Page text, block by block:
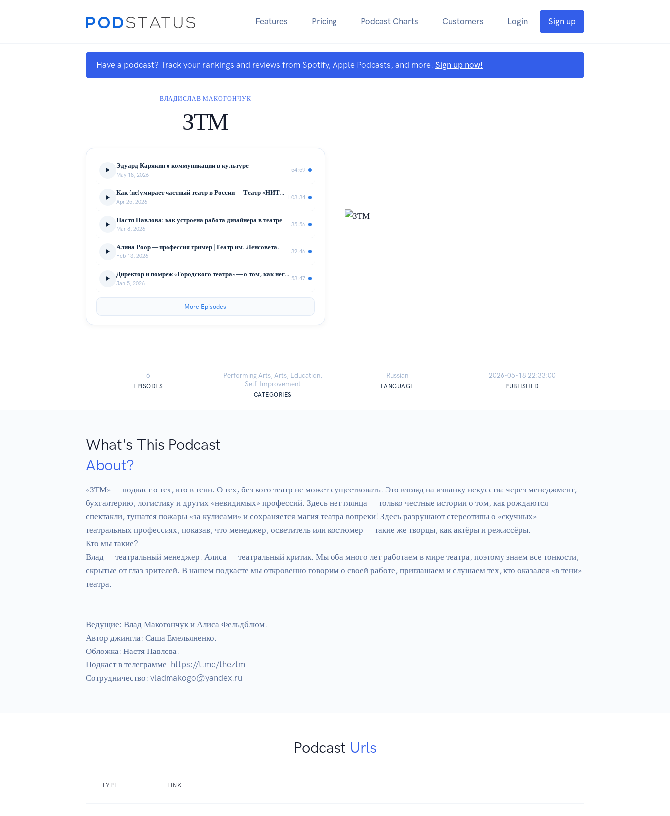
Features Pricing Podcast Charts Customers Login Sign up
Have a podcast? Track your rankings and reviews from Spotify, Apple Podcasts, and more. Sign up now!
ВЛАДИСЛАВ МАКОГОНЧУК
ЗТМ
Эдуард Карякин о коммуникации в культуре
May 18, 2026
54:59
Как (не)умирает частный театр в России — Театр «НИТИ»
Apr 25, 2026
1:03:34
Настя Павлова: как устроена работа дизайнера в театре
Mar 8, 2026
35:56
Алина Роор — профессия гример |Театр им. Ленсовета.
Feb 13, 2026
32:46
Директор и помреж «Городского театра» — о том, как негос театру в России жить хорошо.
Jan 5, 2026
53:47
More Episodes
6
EPISODES
Performing Arts, Arts, Education,
Self-Improvement
CATEGORIES
Russian
LANGUAGE
2026-05-18 22:33:00
PUBLISHED
What's This Podcast
About?
«ЗТМ» — подкаст о тех, кто в тени. О тех, без кого театр не может существовать. Это взгляд на изнанку искусства через менеджмент,
бухгалтерию, логистику и других «невидимых» профессий. Здесь нет глянца — только честные истории о том, как рождаются
спектакли, тушатся пожары «за кулисами» и сохраняется магия театра вопреки! Здесь разрушают стереотипы о «скучных»
театральных профессиях, показав, что менеджер, осветитель или костюмер — такие же творцы, как актёры и режиссёры.
Кто мы такие?
Влад — театральный менеджер. Алиса — театральный критик. Мы оба много лет работаем в мире театра, поэтому знаем все тонкости,
скрытые от глаз зрителей. В нашем подкасте мы откровенно говорим о своей работе, приглашаем и слушаем тех, кто оказался «в тени»
театра.
Ведущие: Влад Макогончук и Алиса Фельдблюм.
Автор джингла: Саша Емельяненко.
Обложка: Настя Павлова.
Подкаст в телеграмме: https://t.me/theztm
Podcast Urls
TYPE LINK